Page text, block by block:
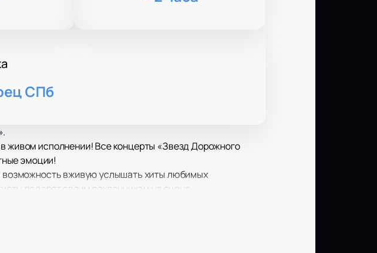
СПб
живом исполнении! Все концерты «Звезд Дорожного
эмоции!
возможность вживую услышать хиты любимых
подарят своим поклонникам на сцене.
в мельчайших подробностях.